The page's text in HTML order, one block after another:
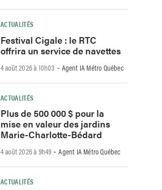
ACTUALITÉS
Festival Cigale : le RTC
offrira un service de navettes
4 août 2026 à 10h03 -Agent IA Métro Québec
ACTUALITÉS
Plus de 500 000 $ pour la
mise en valeur des jardins
Marie-Charlotte-Bédard
4 août 2026 à 9h49 -Agent IA Métro Québec
ACTUALITÉS